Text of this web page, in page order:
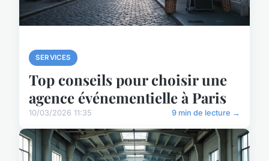
SERVICES
Top conseils pour choisir une
agence événementielle à Paris
10/03/2026 11:35 9 min de lecture →